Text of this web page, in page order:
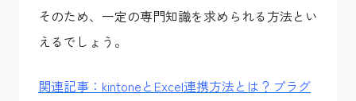
そのため、一定の専門知識を求められる方法とい
えるでしょう。
関連記事：kintoneとExcel連携方法とは？プラグ